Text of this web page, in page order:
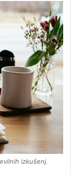
izkušenj.